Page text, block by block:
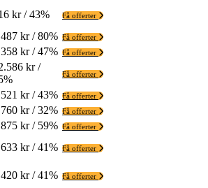
kr / 43% Få offerter
kr / 80% Få offerter
kr / 47% Få offerter
kr /
Få offerter
kr / 43% Få offerter
kr / 32% Få offerter
kr / 59% Få offerter
kr / 41% Få offerter
kr / 41% Få offerter